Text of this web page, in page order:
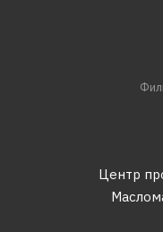
Центр